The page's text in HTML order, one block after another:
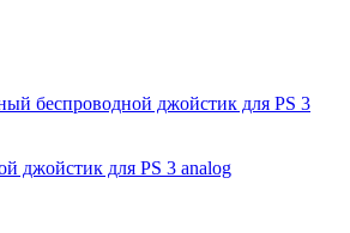
джойстик для PS 3 analog